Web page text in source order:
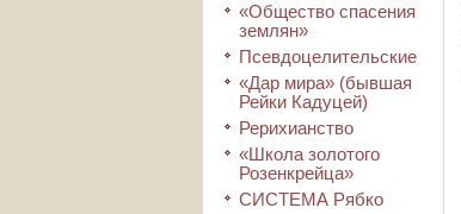
«Общество спасения
землян»
Псевдоцелительские
«Дар мира» (бывшая
Рейки Кадуцей)
Рерихианство
«Школа золотого
Розенкрейца»
СИСТЕМА Рябко